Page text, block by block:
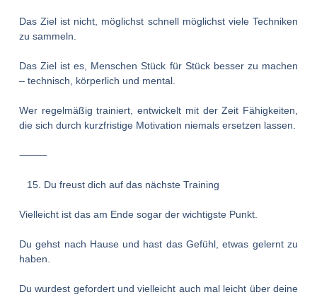
Das Ziel ist nicht, möglichst schnell möglichst viele Techniken
zu sammeln.
Das Ziel ist es, Menschen Stück für Stück besser zu machen
– technisch, körperlich und mental.
Wer regelmäßig trainiert,
entwickelt mit der Zeit Fähigkeiten,
die sich durch kurzfristige Motivation niemals ersetzen lassen.
⸻
Du freust dich auf das nächste Training
Vielleicht ist das am Ende sogar der wichtigste Punkt.
Du gehst nach Hause und hast das Gefühl, etwas gelernt zu
haben.
Du wurdest gefordert und vielleicht auch mal leicht über deine